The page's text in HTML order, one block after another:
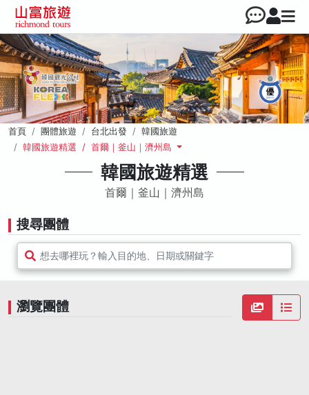
首頁 團體旅遊 台北出發
韓國旅遊
韓國旅遊精選 / 首爾｜釜山｜濟州島
韓國旅遊精選
首爾｜釜山｜濟州島
搜尋團體
想去哪裡玩？輸入目的地、日期或關鍵字
瀏覽團體